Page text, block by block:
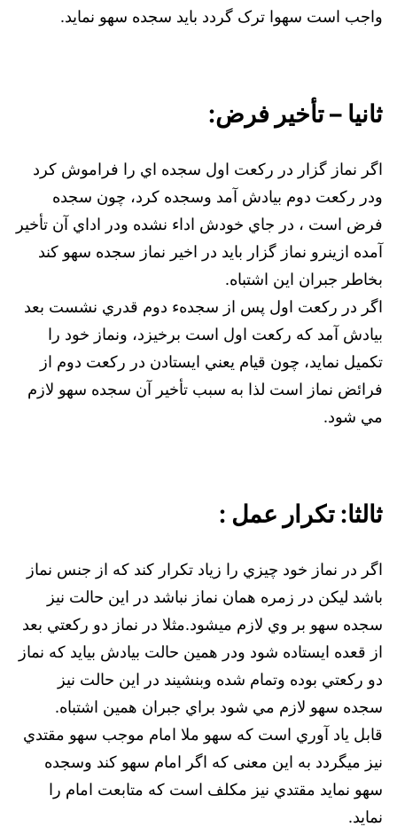
واجب است سهوا ترک گردد بايد سجده سهو نمايد.
ثانيا – تأخير فرض:
اگر نماز گزار در ركعت اول سجده اي را فراموش كرد
ودر ركعت دوم بيادش آمد وسجده كرد، چون سجده
فرض است ، در جاي خودش اداء نشده ودر اداي آن تأخير
آمده ازينرو نماز گزار بايد در اخير نماز سجده سهو كند
بخاطر جبران اين اشتباه.
اگر در ركعت اول پس از سجدهء دوم قدري نشست بعد
بيادش آمد كه ركعت اول است برخيزد، ونماز خود را
تكميل نمايد، چون قيام يعني ايستادن در ركعت دوم از
فرائض نماز است لذا به سبب تأخير آن سجده سهو لازم
مي شود.
ثالثا: تكرار عمل :
اگر در نماز خود چيزي را زياد تكرار كند كه از جنس نماز
باشد ليكن در زمره همان نماز نباشد در اين حالت نيز
سجده سهو بر وي لازم ميشود.مثلا در نماز دو ركعتي بعد
از قعده ايستاده شود ودر همين حالت بيادش بيايد كه نماز
دو ركعتي بوده وتمام شده وبنشيند در اين حالت نيز
سجده سهو لازم مي شود براي جبران همين اشتباه.
قابل ياد آوري است كه سهو ملا امام موجب سهو مقتدي
نيز ميگردد به اين معنى كه اگر امام سهو كند وسجده
سهو نمايد مقتدي نيز مكلف است كه متابعت امام را
نمايد.